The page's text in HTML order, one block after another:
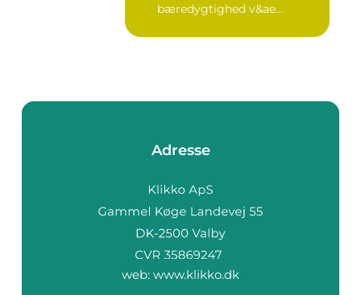
bæredygtighed v&ae...
Adresse
web: www.klikko.dk